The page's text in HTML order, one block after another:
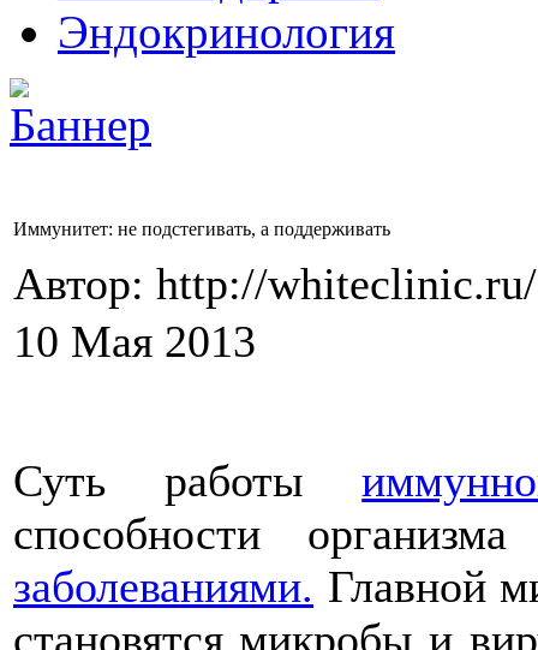
Эндокринология
Иммунитет: не подстегивать, а поддерживать
Автор: http://
10 Мая 2013
Суть работы
способности
заболеваниями. Главной
становятся микробы и